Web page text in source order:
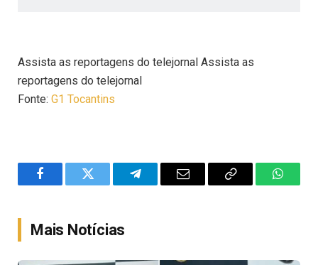
Assista as reportagens do telejornal Assista as
reportagens do telejornal
Fonte: G1 Tocantins
FacebookTwitter TelegramEmail
Copy
Mais Notícias